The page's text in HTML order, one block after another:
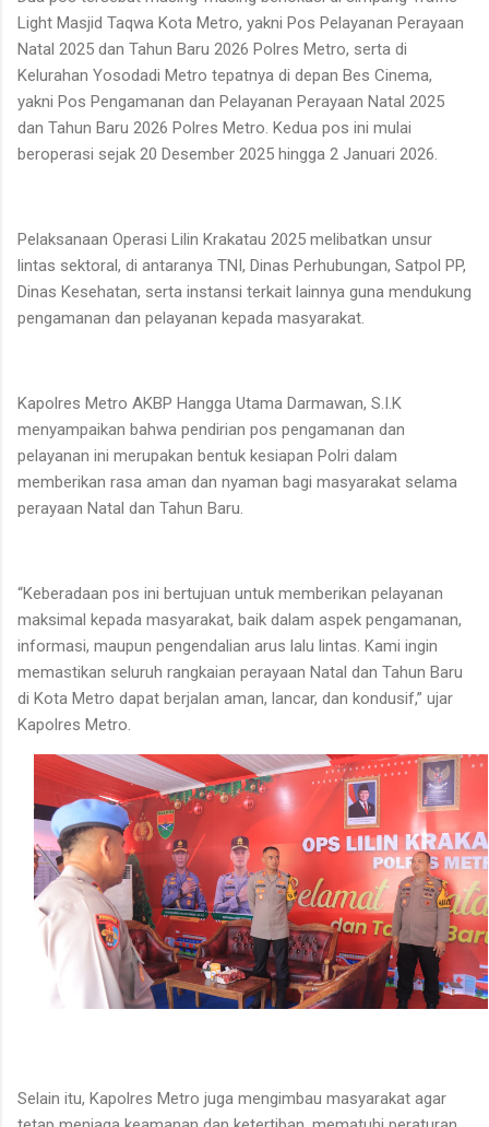
Light Masjid Taqwa Kota Metro, yakni Pos Pelayanan Perayaan
Natal 2025 dan Tahun Baru 2026 Polres Metro, serta di
Kelurahan Yosodadi Metro tepatnya di depan Bes Cinema,
yakni Pos Pengamanan dan Pelayanan Perayaan Natal 2025
dan Tahun Baru 2026 Polres Metro. Kedua pos ini mulai
beroperasi sejak 20 Desember 2025 hingga 2 Januari 2026.
Pelaksanaan Operasi Lilin Krakatau 2025 melibatkan unsur
lintas sektoral, di antaranya TNI, Dinas Perhubungan, Satpol PP,
Dinas Kesehatan, serta instansi terkait lainnya guna mendukung
pengamanan dan pelayanan kepada masyarakat.
Kapolres Metro AKBP Hangga Utama Darmawan, S.I.K
menyampaikan bahwa pendirian pos pengamanan dan
pelayanan ini merupakan bentuk kesiapan Polri dalam
memberikan rasa aman dan nyaman bagi masyarakat selama
perayaan Natal dan Tahun Baru.
“Keberadaan pos ini bertujuan untuk memberikan pelayanan
maksimal kepada masyarakat, baik dalam aspek pengamanan,
informasi, maupun pengendalian arus lalu lintas. Kami ingin
memastikan seluruh rangkaian perayaan Natal dan Tahun Baru
di Kota Metro dapat berjalan aman, lancar, dan kondusif,” ujar
Kapolres Metro.
Selain itu, Kapolres Metro juga mengimbau masyarakat agar